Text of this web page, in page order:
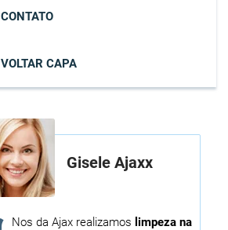
CONTATO
VOLTAR CAPA
Gisele Ajaxx
Nos da Ajax realizamos limpeza na